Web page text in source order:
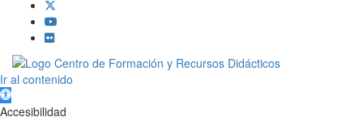
Scroll
Up
Ir al contenido
Abrir barra de herramientas
Accesibilidad